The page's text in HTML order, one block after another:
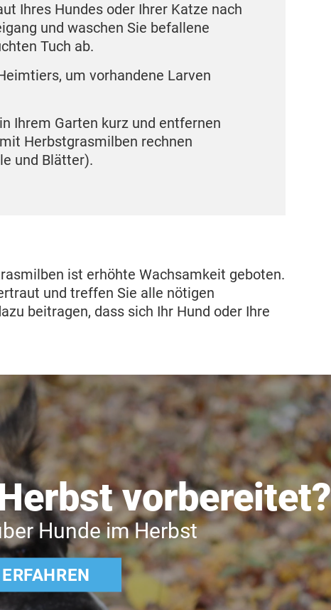
Ihres Hundes oder Ihrer Katze nach
und waschen Sie befallene
Tuch ab.
um vorhandene Larven
Ihrem Garten kurz und entfernen
Herbstgrasmilben rechnen
und Blätter).
ist erhöhte Wachsamkeit geboten.
und treffen Sie alle nötigen
beitragen, dass sich Ihr Hund oder Ihre
vorbereitet?
Hunde im Herbst